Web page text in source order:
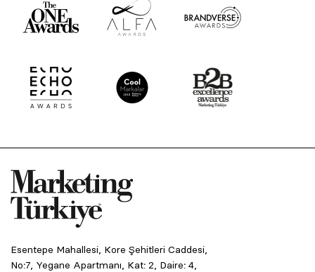
Esentepe Mahallesi, Kore Şehitleri Caddesi,
No:7, Yegane Apartmanı, Kat: 2, Daire: 4,